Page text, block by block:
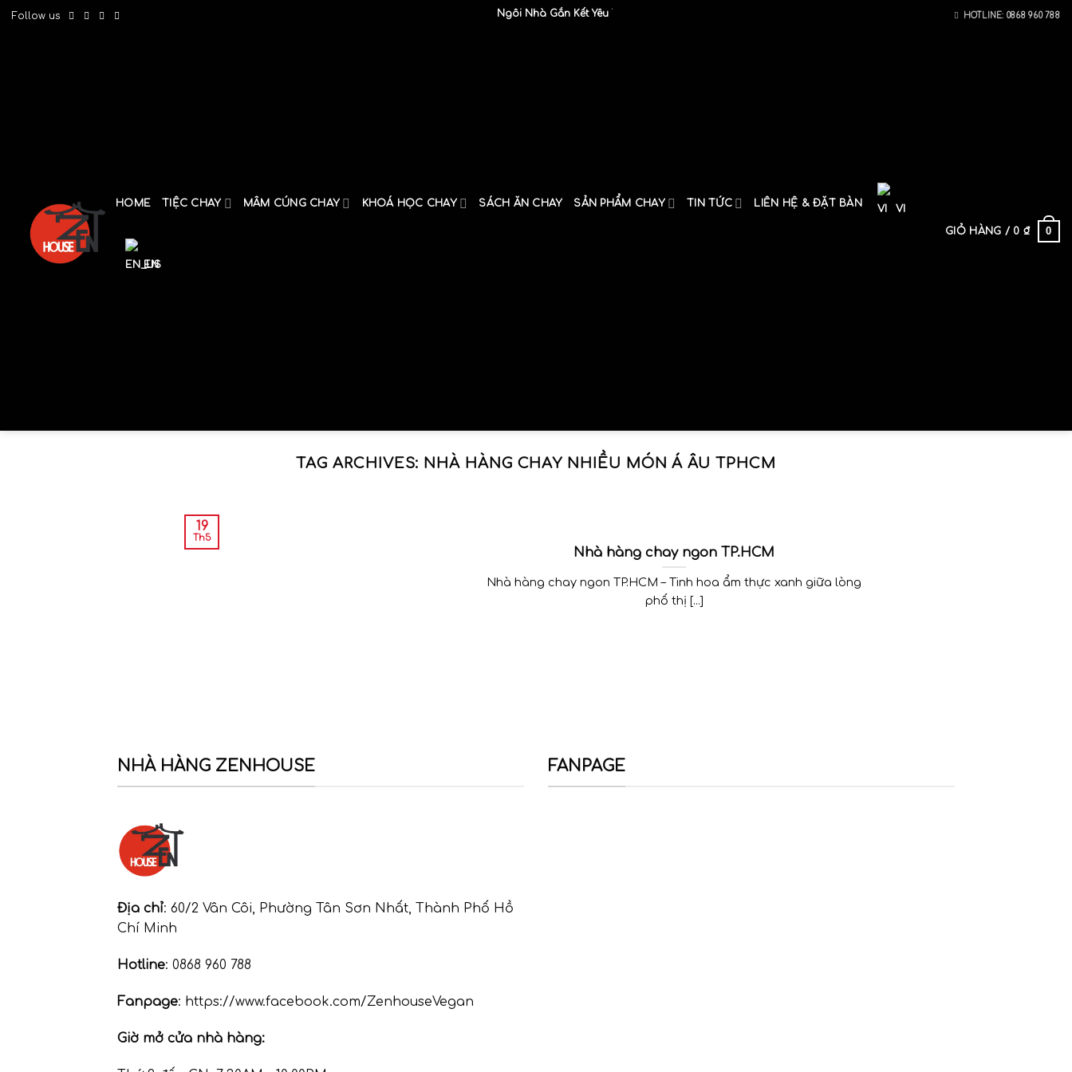
SkipFollow us Ngôi Nhà Gắn Kết Yêu Thương HOTLINE: 0868 960 788
HOME TIỆC CHAY MÂM CÚNG CHAY KHOÁ HỌC CHAY SÁCH ĂN CHAY SẢN PHẨM CHAY TIN TỨC LIÊN HỆ & ĐẶT BÀN
VI
EN
GIỎ HÀNG / 0 ₫ 0
TAG ARCHIVES: NHÀ HÀNG CHAY NHIỀU MÓN Á ÂU TPHCM
Nhà hàng chay ngon TP.HCM
Nhà hàng chay ngon TP.HCM – Tinh hoa ẩm thực xanh giữa lòng
phố thị [...]
19
Th5
NHÀ HÀNG ZENHOUSE
Địa chỉ: 60/2 Vân Côi, Phường Tân Sơn Nhất, Thành Phố Hồ
Chí Minh
Hotline: 0868 960 788
Fanpage: https://www.facebook.com/ZenhouseVegan
Giờ mở cửa nhà hàng:
FANPAGE